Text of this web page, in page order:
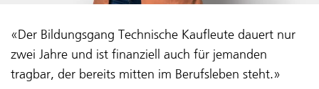
«Der Bildungsgang Technische Kaufleute dauert nur
zwei Jahre und ist finanziell auch für jemanden
tragbar, der bereits mitten im Berufsleben steht.»